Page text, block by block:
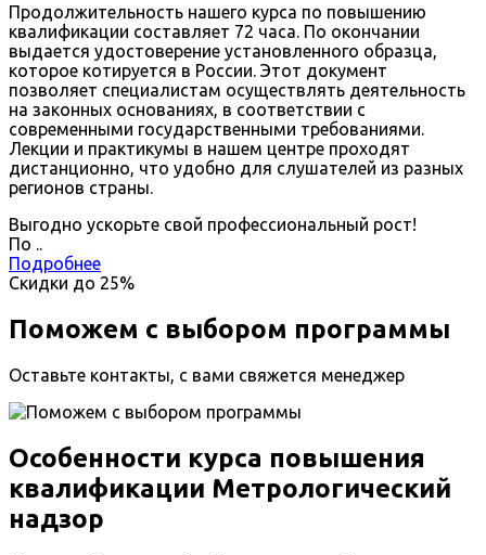
Продолжительность нашего курса по повышению
квалификации составляет 72 часа. По окончании
выдается удостоверение установленного образца,
которое котируется в России. Этот документ
позволяет специалистам осуществлять деятельность
на законных основаниях, в соответствии с
современными государственными требованиями.
Лекции и практикумы в нашем центре проходят
дистанционно, что удобно для слушателей из разных
регионов страны.
Выгодно ускорьте свой профессиональный рост!
По ..
Подробнее
Скидки до 25%
Поможем с выбором программы
Оставьте контакты, с вами свяжется менеджер
Особенности курса повышения
квалификации Метрологический
надзор